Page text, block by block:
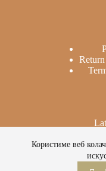
Користиме веб
Cow’s milk: